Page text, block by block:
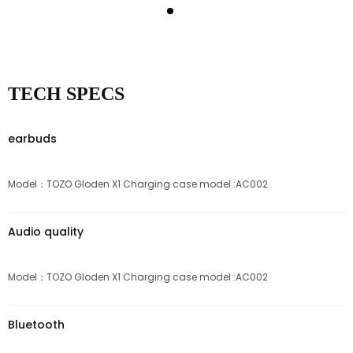
TECH SPECS
earbuds
Model：TOZO Gloden X1 Charging case model :AC002
Audio quality
Model：TOZO Gloden X1 Charging case model :AC002
Bluetooth